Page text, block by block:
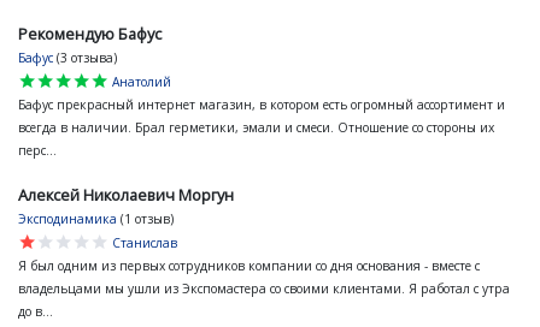
Рекомендую Бафус
Бафус (3 отзыва)
star
star
star
star
star
Анатолий
Бафус прекрасный интернет магазин, в котором есть огромный ассортимент и
всегда в наличии. Брал герметики, эмали и смеси. Отношение со стороны их
перс...
Алексей Николаевич Моргун
Эксподинамика (1 отзыв)
star
star
star
star
star
Станислав
Я был одним из первых сотрудников компании со дня основания - вместе с
владельцами мы ушли из Экспомастера со своими клиентами. Я работал с утра
до в...